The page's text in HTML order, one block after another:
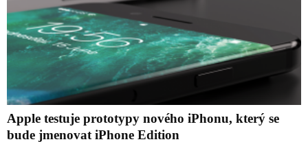
Apple testuje prototypy nového iPhonu, který se
bude jmenovat iPhone Edition